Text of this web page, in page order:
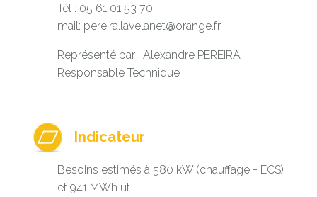
Tél : 05 61 01 53 70
mail: pereira.lavelanet@orange.fr
Représenté par : Alexandre PEREIRA
Responsable Technique
Indicateur
Besoins estimés à 580 kW (chauffage + ECS)
et 941 MWh ut